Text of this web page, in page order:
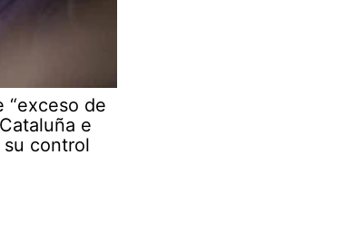
“exceso de
e
control